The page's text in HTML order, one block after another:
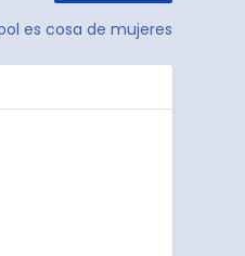
es cosa de mujeres